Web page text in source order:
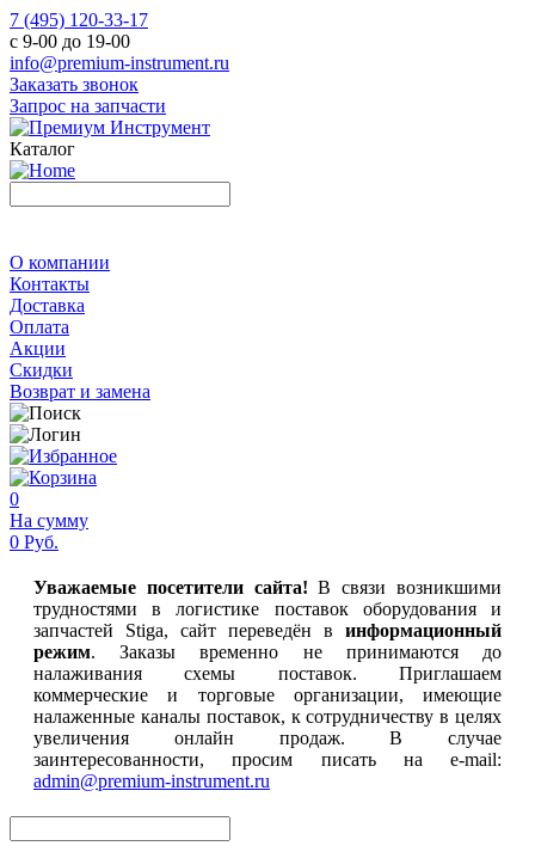
7 (495) 120-33-17
с 9-00 до 19-00
info@premium-instrument.ru
Заказать звонок
Запрос на запчасти
Каталог
О компании
Контакты
Доставка
Оплата
Акции
Скидки
Возврат и замена
0
На сумму
0 Руб.
Уважаемые посетители сайта! В связи возникшими
трудностями в логистике поставок оборудования и
запчастей Stiga, сайт переведён в информационный
режим. Заказы временно не принимаются до
налаживания схемы поставок. Приглашаем
коммерческие и торговые организации, имеющие
налаженные каналы поставок, к сотрудничеству в целях
увеличения онлайн продаж. В случае
заинтересованности, просим писать на e-mail:
admin@premium-instrument.ru